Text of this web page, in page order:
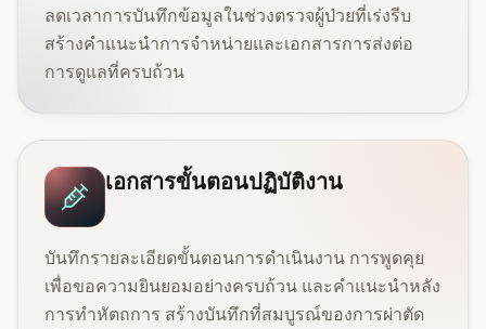
ลดเวลาการบันทึกข้อมูลในช่วงตรวจผู้ป่วยที่เร่งรีบ
สร้างคำแนะนำการจำหน่ายและเอกสารการส่งต่อ
การดูแลที่ครบถ้วน
เอกสารขั้นตอนปฏิบัติงาน
บันทึกรายละเอียดขั้นตอนการดำเนินงาน การพูดคุย
เพื่อขอความยินยอมอย่างครบถ้วน และคำแนะนำหลัง
การทำหัตถการ สร้างบันทึกที่สมบูรณ์ของการผ่าตัด